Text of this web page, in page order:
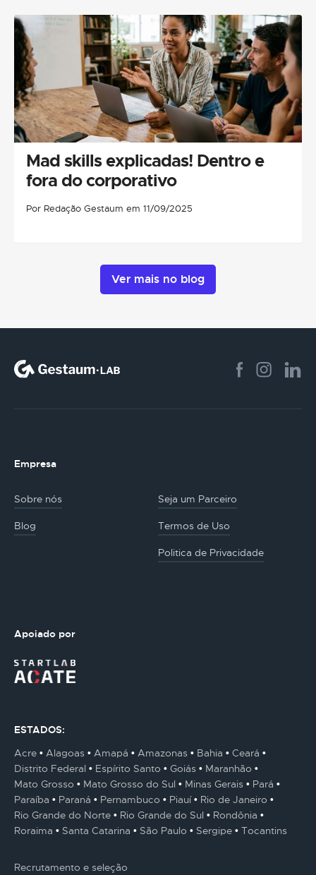
Mad skills explicadas! Dentro e
fora do corporativo
Por Redação Gestaum em 11/09/2025
Ver mais no blog
Empresa
Sobre nós Seja um Parceiro
Blog Termos de Uso
Politica de Privacidade
Apoiado por
ESTADOS:
Acre
Alagoas Amapá Amazonas Bahia
Ceará
Distrito Federal
Espírito Santo Goiás
Maranhão
Mato Grosso
Mato Grosso do Sul Minas Gerais
Pará
Paraíba
Paraná Pernambuco Piauí
Rio de Janeiro
Rio Grande do Norte
Rio Grande do Sul
Rondônia
Roraima
Santa Catarina São Paulo Sergipe Tocantins
Recrutamento e seleção